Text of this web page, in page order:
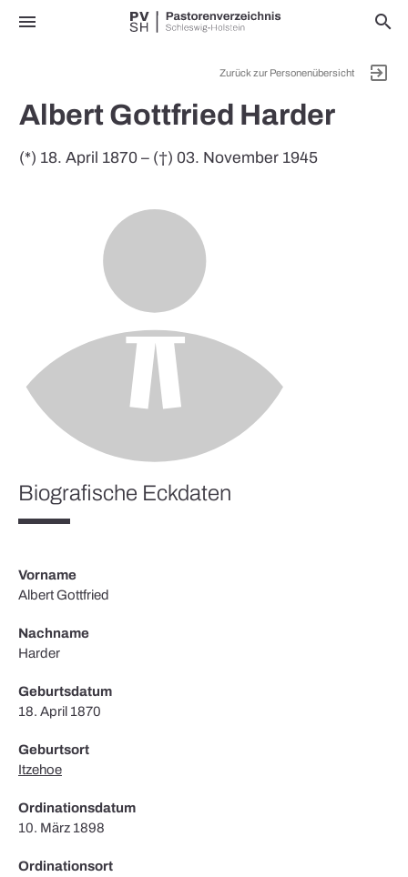
menu search
Zurück zur Personenübersicht exit_to_app
Albert Gottfried Harder
(*) 18. April 1870 – (†) 03. November 1945
Biografische Eckdaten
Vorname
Albert Gottfried
Nachname
Harder
Geburtsdatum
18. April 1870
Geburtsort
Itzehoe
Ordinationsdatum
10. März 1898
Ordinationsort